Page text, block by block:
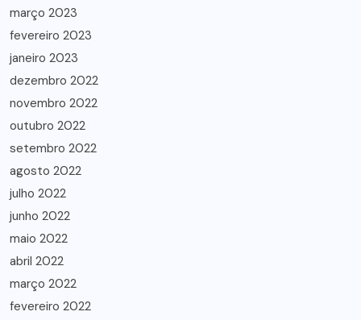
março 2023
fevereiro 2023
janeiro 2023
dezembro 2022
novembro 2022
outubro 2022
setembro 2022
agosto 2022
julho 2022
junho 2022
maio 2022
abril 2022
março 2022
fevereiro 2022